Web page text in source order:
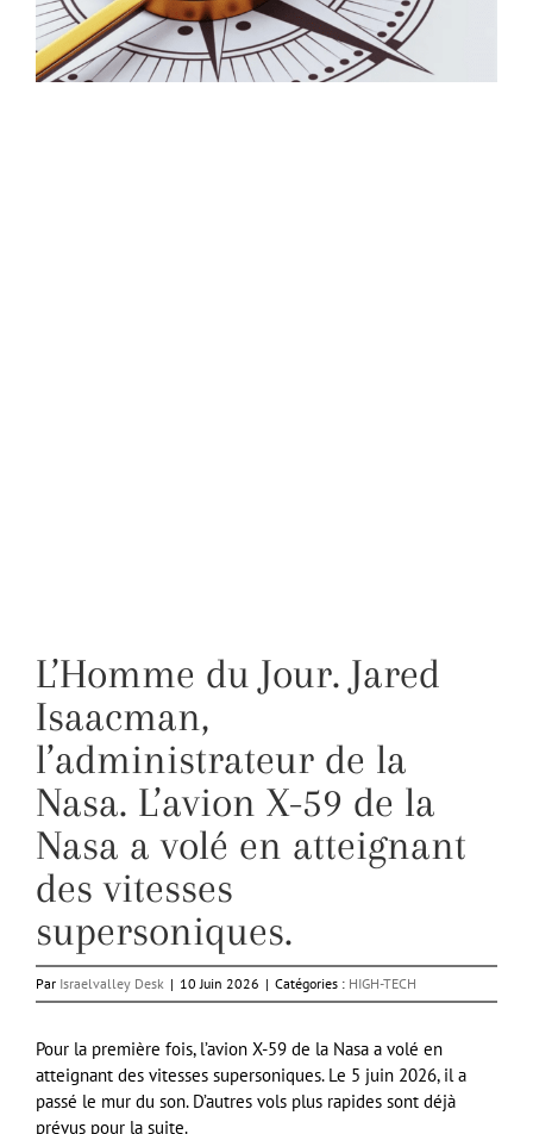
L’Homme du Jour. Jared
Isaacman,
l’administrateur de la
Nasa. L’avion X-59 de la
Nasa a volé en atteignant
des vitesses
supersoniques.
Par Israelvalley Desk | 10 Juin 2026 | Catégories : HIGH-TECH
Pour la première fois, l’avion X-59 de la Nasa a volé en
atteignant des vitesses supersoniques. Le 5 juin 2026, il a
passé le mur du son. D’autres vols plus rapides sont déjà
prévus pour la suite.